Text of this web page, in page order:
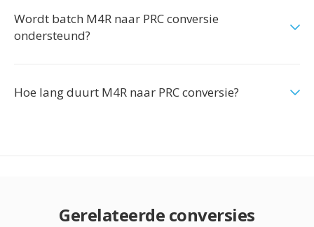
Wordt batch M4R naar PRC conversie
ondersteund?
Hoe lang duurt M4R naar PRC conversie?
Gerelateerde conversies